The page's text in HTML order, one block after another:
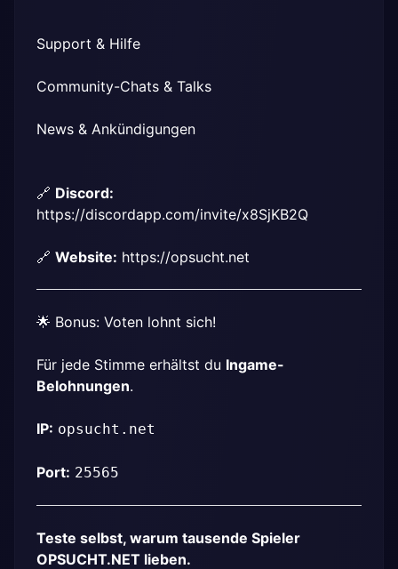
Support & Hilfe
Community-Chats & Talks
News & Ankündigungen
🔗 Discord:
https://discordapp.com/invite/x8SjKB2Q
🔗 Website: https://opsucht.net
🌟 Bonus: Voten lohnt sich!
Für jede Stimme erhältst du Ingame-
Belohnungen.
IP: opsucht.net
Port: 25565
Teste selbst, warum tausende Spieler
OPSUCHT.NET lieben.